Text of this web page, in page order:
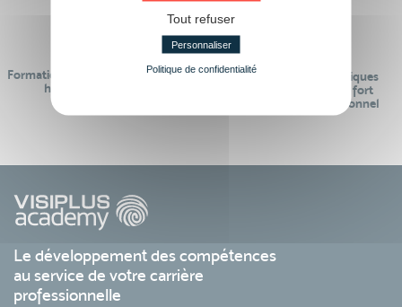
Formations réalisables pendant ou
hors temps de travail
Des contenus pédagogiques
« de pointe » et en lien fort
avec le monde professionnel
Le développement des compétences
au service de votre carrière
professionnelle
Tout refuser
Personnaliser
Politique de confidentialité